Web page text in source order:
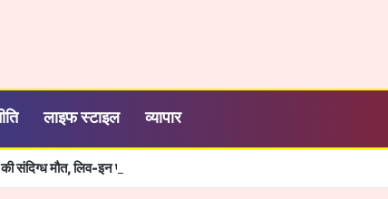
लाइफ स्टाइल व्यापार
संदिग्ध मौत, लिव-इन पार्टनर पर हत्या का आरोप